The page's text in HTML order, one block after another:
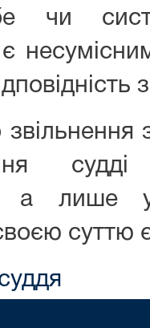
чи
судді
а лише
суттю